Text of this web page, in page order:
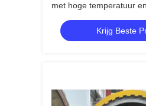
met hoge temperatuur
Krijg Beste